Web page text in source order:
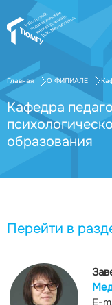
Главная О ФИЛИАЛЕ
Кафедра
образования
Перейти в
E-